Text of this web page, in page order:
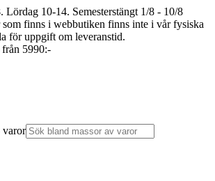
Lördag 10-14. Semesterstängt 1/8 - 10/8
finns i webbutiken finns inte i vår fysiska
för uppgift om leveranstid.
5990:-
varor